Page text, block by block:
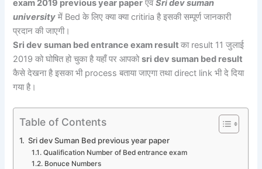
exam 2019 previous year paper एवंSri dev suman
university में Bed के लिए क्या क्या critiria है इसकी सम्पूर्ण जानकारी
प्रदान की जाएगी।
Sri dev suman bed entrance exam resultका result 11 जुलाई
2019 को घोषित हो चुका है यहाँ पर आपकोsri dev suman bed result
कैसे देखना है इसका भी process बताया जाएगा तथा direct link भी दे दिया
गया है।
Table of Contents
Sri dev Suman Bed previous year paper
Qualification Number of Bed entrance exam
Bonuce Numbers